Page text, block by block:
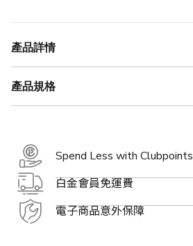
產品詳情
產品規格
Spend Less with Clubpoints
白金會員免運費
電子商品意外保障